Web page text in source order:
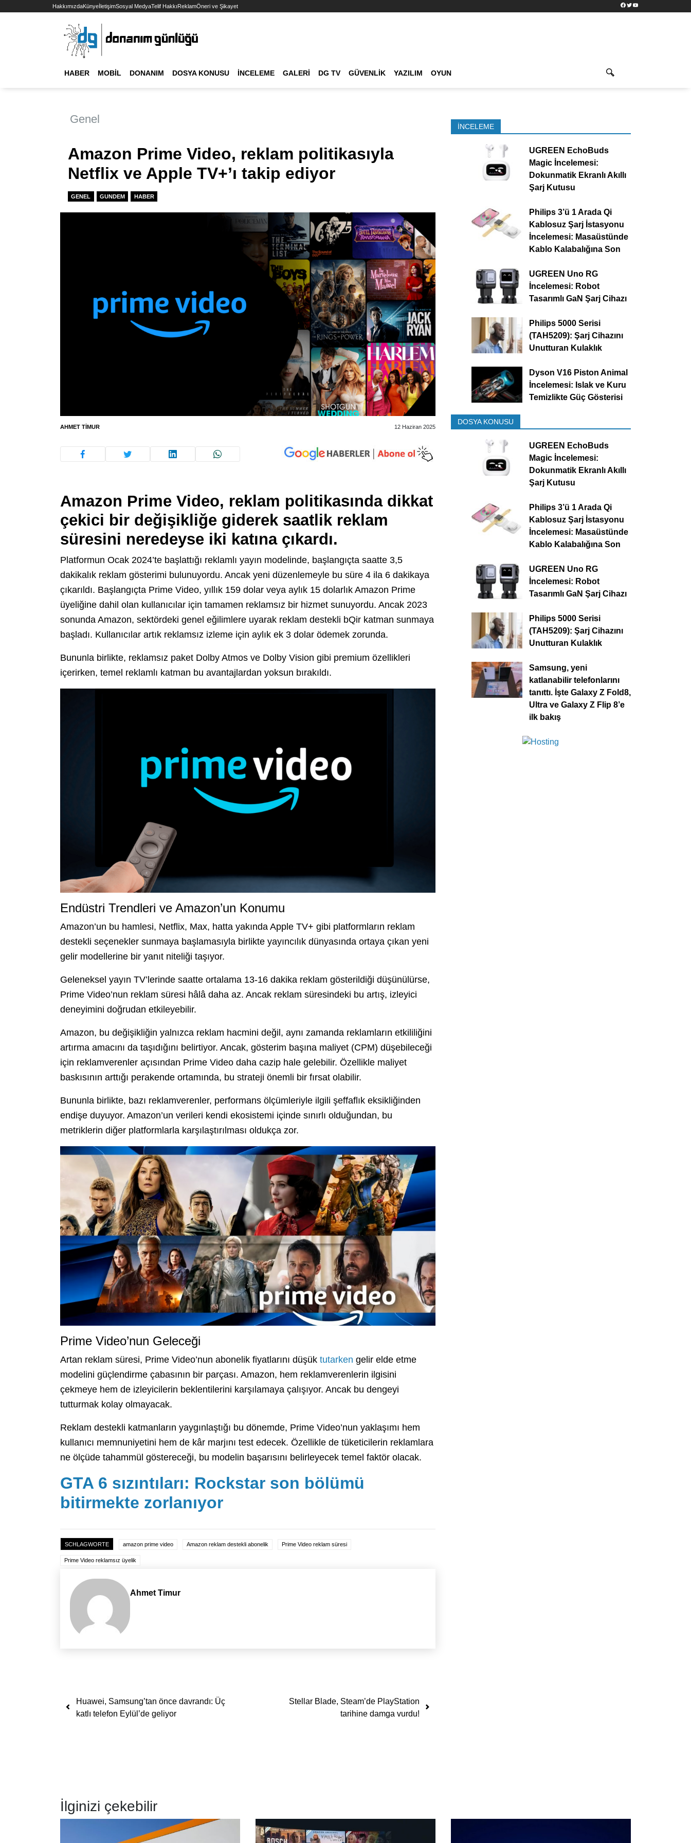
HakkımızdaKünyeİletişimSosyal MedyaTelif HakkıReklamÖneri ve Şikayet Facebook
TwitterYouTube
HABER MOBIL DONANIM DOSYA KONUSU İNCELEME GALERI DG TV GÜVENLIK YAZILIM OYUN
Genel
Amazon Prime Video, reklam politikasıyla
Netflix ve Apple TV+’ı takip ediyor
GENEL GUNDEM HABER
AHMET TIMUR 12 Haziran 2025
Amazon Prime Video, reklam politikasında dikkat
çekici bir değişikliğe giderek saatlik reklam
süresini neredeyse iki katına çıkardı.
Platformun Ocak 2024’te başlattığı reklamlı yayın modelinde, başlangıçta saatte 3,5
dakikalık reklam gösterimi bulunuyordu. Ancak yeni düzenlemeyle bu süre 4 ila 6 dakikaya
çıkarıldı. Başlangıçta Prime Video, yıllık 159 dolar veya aylık 15 dolarlık Amazon Prime
üyeliğine dahil olan kullanıcılar için tamamen reklamsız bir hizmet sunuyordu. Ancak 2023
sonunda Amazon, sektördeki genel eğilimlere uyarak reklam destekli bQir katman sunmaya
başladı. Kullanıcılar artık reklamsız izleme için aylık ek 3 dolar ödemek zorunda.
Bununla birlikte, reklamsız paket Dolby Atmos ve Dolby Vision gibi premium özellikleri
içerirken, temel reklamlı katman bu avantajlardan yoksun bırakıldı.
Endüstri Trendleri ve Amazon’un Konumu
Amazon’un bu hamlesi, Netflix, Max, hatta yakında Apple TV+ gibi platformların reklam
destekli seçenekler sunmaya başlamasıyla birlikte yayıncılık dünyasında ortaya çıkan yeni
gelir modellerine bir yanıt niteliği taşıyor.
Geleneksel yayın TV’lerinde saatte ortalama 13-16 dakika reklam gösterildiği düşünülürse,
Prime Video’nun reklam süresi hâlâ daha az. Ancak reklam süresindeki bu artış, izleyici
deneyimini doğrudan etkileyebilir.
Amazon, bu değişikliğin yalnızca reklam hacmini değil, aynı zamanda reklamların etkililiğini
artırma amacını da taşıdığını belirtiyor. Ancak, gösterim başına maliyet (CPM) düşebileceği
için reklamverenler açısından Prime Video daha cazip hale gelebilir. Özellikle maliyet
baskısının arttığı perakende ortamında, bu strateji önemli bir fırsat olabilir.
Bununla birlikte, bazı reklamverenler, performans ölçümleriyle ilgili şeffaflık eksikliğinden
endişe duyuyor. Amazon’un verileri kendi ekosistemi içinde sınırlı olduğundan, bu
metriklerin diğer platformlarla karşılaştırılması oldukça zor.
Prime Video’nun Geleceği
Artan reklam süresi, Prime Video’nun abonelik fiyatlarını düşük tutarken gelir elde etme
modelini güçlendirme çabasının bir parçası. Amazon, hem reklamverenlerin ilgisini
çekmeye hem de izleyicilerin beklentilerini karşılamaya çalışıyor. Ancak bu dengeyi
tutturmak kolay olmayacak.
Reklam destekli katmanların yaygınlaştığı bu dönemde, Prime Video’nun yaklaşımı hem
kullanıcı memnuniyetini hem de kâr marjını test edecek. Özellikle de tüketicilerin reklamlara
ne ölçüde tahammül göstereceği, bu modelin başarısını belirleyecek temel faktör olacak.
GTA 6 sızıntıları: Rockstar son bölümü
bitirmekte zorlanıyor
SCHLAGWORTE amazon prime video Amazon reklam destekli abonelik Prime Video reklam süresi
Prime Video reklamsız üyelik
Ahmet Timur
Yazı dolaşımı
Huawei, Samsung’tan önce davrandı: Üç
katlı telefon Eylül’de geliyor
Stellar Blade, Steam’de PlayStation
tarihine damga vurdu!
İNCELEME
UGREEN EchoBuds
Magic İncelemesi:
Dokunmatik Ekranlı Akıllı
Şarj Kutusu
Philips 3’ü 1 Arada Qi
Kablosuz Şarj İstasyonu
İncelemesi: Masaüstünde
Kablo Kalabalığına Son
UGREEN Uno RG
İncelemesi: Robot
Tasarımlı GaN Şarj Cihazı
Philips 5000 Serisi
(TAH5209): Şarj Cihazını
Unutturan Kulaklık
Dyson V16 Piston Animal
İncelemesi: Islak ve Kuru
Temizlikte Güç Gösterisi
DOSYA KONUSU
UGREEN EchoBuds
Magic İncelemesi:
Dokunmatik Ekranlı Akıllı
Şarj Kutusu
Philips 3’ü 1 Arada Qi
Kablosuz Şarj İstasyonu
İncelemesi: Masaüstünde
Kablo Kalabalığına Son
UGREEN Uno RG
İncelemesi: Robot
Tasarımlı GaN Şarj Cihazı
Philips 5000 Serisi
(TAH5209): Şarj Cihazını
Unutturan Kulaklık
Samsung, yeni
katlanabilir telefonlarını
tanıttı. İşte Galaxy Z Fold8,
Ultra ve Galaxy Z Flip 8’e
ilk bakış
İlginizi çekebilir